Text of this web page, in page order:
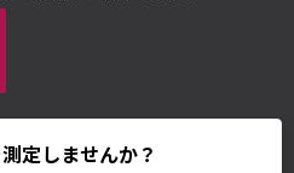
定しませんか？